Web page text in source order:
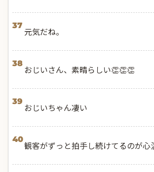
37
元気だね。
38
おじいさん、素晴らしい👏👏👏
39
おじいちゃん凄い
40
観客がずっと拍手し続けてるのが心